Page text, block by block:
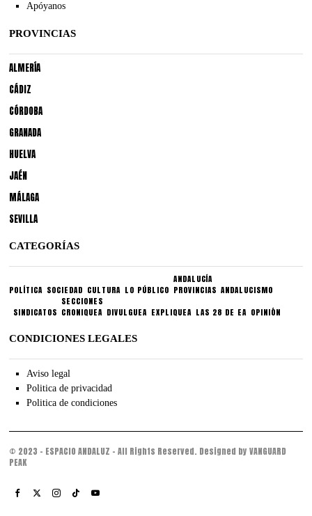
Apóyanos
PROVINCIAS
ALMERÍA
CÁDIZ
CÓRDOBA
GRANADA
HUELVA
JAÉN
MÁLAGA
SEVILLA
CATEGORÍAS
POLÍTICA SOCIEDAD CULTURA LO PÚBLICO
ANDALUCÍA
PROVINCIAS ANDALUCISMO
SINDICATOS
SECCIONES
CRONIQUEA DIVULGUEA EXPLIQUEA LAS 28 DE EA OPINIÓN
CONDICIONES LEGALES
Aviso legal
Politica de privacidad
Politica de condiciones
© 2023 - ESPACIO ANDALUZ - All Rights Reserved. Designed by VANGUARD
PEAK